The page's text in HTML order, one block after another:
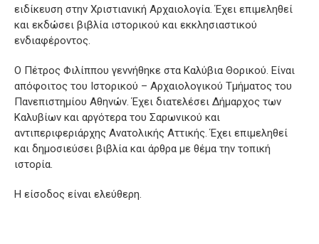
ειδίκευση στην Χριστιανική Αρχαιολογία. Έχει επιμεληθεί
και εκδώσει βιβλία ιστορικού και εκκλησιαστικού
ενδιαφέροντος.
Ο Πέτρος Φιλίππου γεννήθηκε στα Καλύβια Θορικού. Είναι
απόφοιτος του Ιστορικού – Αρχαιολογικού Τμήματος του
Πανεπιστημίου Αθηνών. Έχει διατελέσει Δήμαρχος των
Καλυβίων και αργότερα του Σαρωνικού και
αντιπεριφεριάρχης Ανατολικής Αττικής. Έχει επιμεληθεί
και δημοσιεύσει βιβλία και άρθρα με θέμα την τοπική
ιστορία.
Η είσοδος είναι ελεύθερη.